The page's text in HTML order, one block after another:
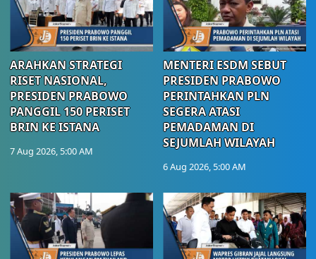
ARAHKAN STRATEGI
RISET NASIONAL,
PRESIDEN PRABOWO
PANGGIL 150 PERISET
BRIN KE ISTANA
7 Aug 2026, 5:00 AM
MENTERI ESDM SEBUT
PRESIDEN PRABOWO
PERINTAHKAN PLN
SEGERA ATASI
PEMADAMAN DI
SEJUMLAH WILAYAH
6 Aug 2026, 5:00 AM